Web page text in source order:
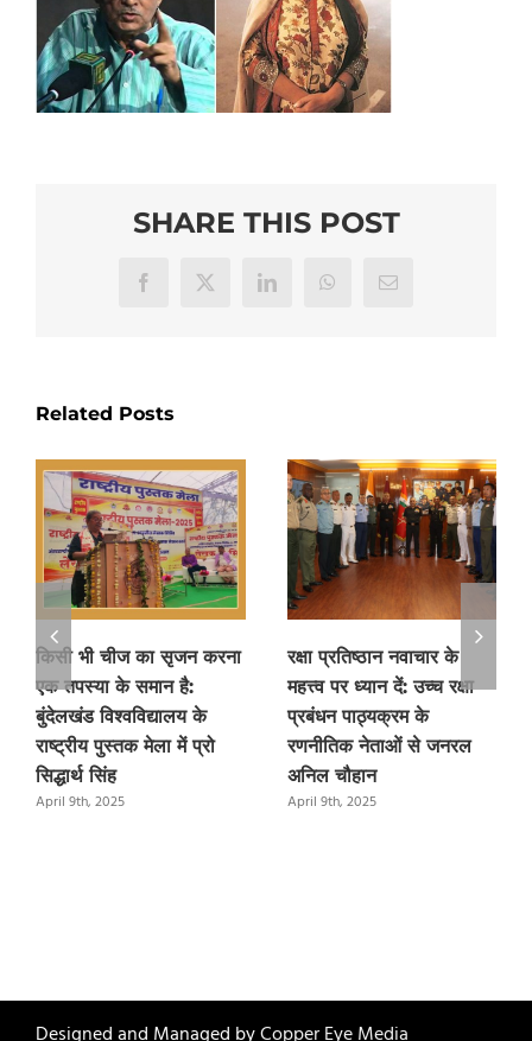
SHARE THIS POST
Facebook
X LinkedInWhatsAppEmail
Related Posts
किसी भी चीज का सृजन करना
एक तपस्या के समान है:
बुंदेलखंड विश्वविद्यालय के
राष्ट्रीय पुस्तक मेला में प्रो
सिद्धार्थ सिंह
April 9th, 2025
रक्षा प्रतिष्ठान नवाचार के
महत्त्व पर ध्यान दें: उच्च रक्षा
प्रबंधन पाठ्यक्रम के
रणनीतिक नेताओं से जनरल
अनिल चौहान
April 9th, 2025
Designed and Managed byCopper Eye Media